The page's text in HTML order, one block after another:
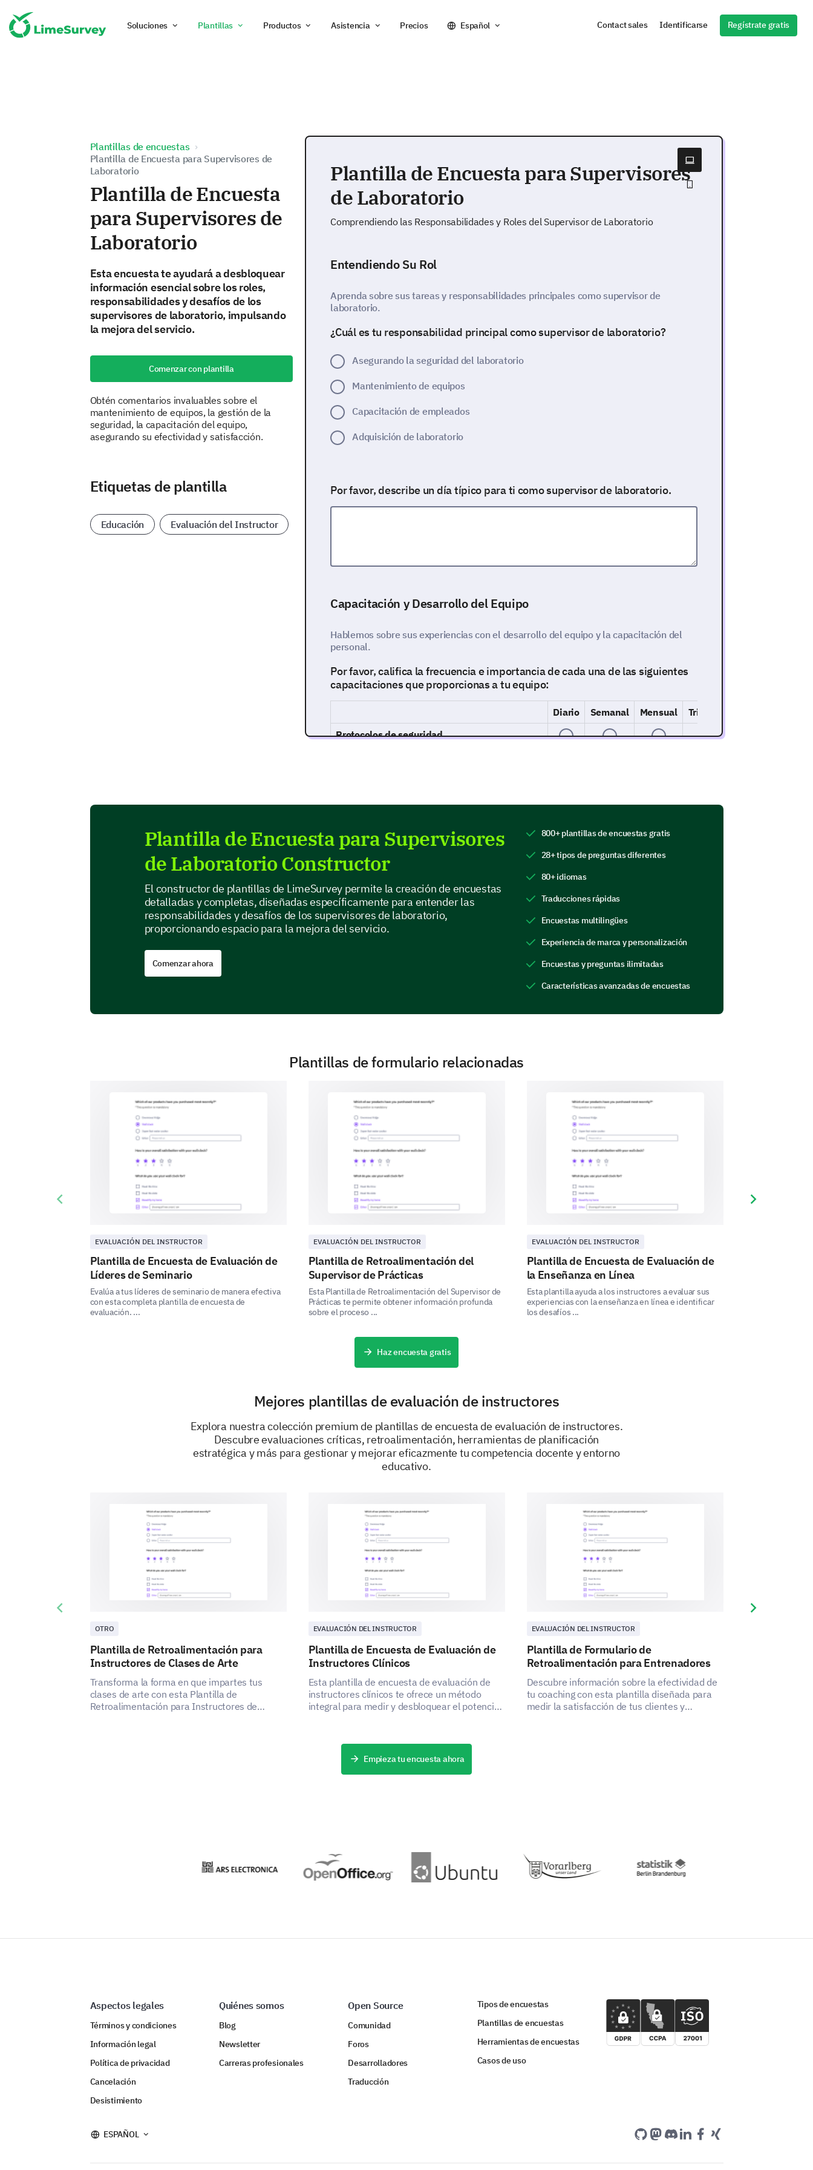
Soluciones Plantillas Productos Asistencia Precios Español Contact sales Identificarse Regístrate gratis
Plantillas de encuestas
Plantilla de Encuesta para Supervisores de
Laboratorio
Plantilla de Encuesta
para Supervisores de
Laboratorio
Esta encuesta te ayudará a desbloquear
información esencial sobre los roles,
responsabilidades y desafíos de los
supervisores de laboratorio, impulsando
la mejora del servicio.
Comenzar con plantilla
Obtén comentarios invaluables sobre el
mantenimiento de equipos, la gestión de la
seguridad, la capacitación del equipo,
asegurando su efectividad y satisfacción.
Etiquetas de plantilla
Educación Evaluación del Instructor
Plantilla de Encuesta para Supervisores
de Laboratorio
Comprendiendo las Responsabilidades y Roles del Supervisor de Laboratorio
Entendiendo Su Rol
Aprenda sobre sus tareas y responsabilidades principales como supervisor de
laboratorio.
¿Cuál es tu responsabilidad principal como supervisor de laboratorio?
Asegurando la seguridad del laboratorio
Mantenimiento de equipos
Capacitación de empleados
Adquisición de laboratorio
Por favor, describe un día típico para ti como supervisor de laboratorio.
Capacitación y Desarrollo del Equipo
Hablemos sobre sus experiencias con el desarrollo del equipo y la capacitación del
personal.
Por favor, califica la frecuencia e importancia de cada una de las siguientes
capacitaciones que proporcionas a tu equipo:
Diario Semanal Mensual Trimestral
Protocolos de seguridad
Equipo de Laboratorio y Seguridad
Ahora nos gustaría escuchar sobre su experiencia gestionando equipos y manteniendo
la seguridad en el laboratorio.
¿Qué desafíos encuentras al mantener el equipo de laboratorio?
Equipo defectuoso o
No hay rutina de
mantenimiento
establecida
En una escala del 1 al 5, ¿qué tan seguro te sientes al gestionar la seguridad
en el laboratorio?
Opciones:
2 (Algo no seguro)
3 (Neutral)
4 (Algo seguro)
5 (Muy seguro)
2 3 4 5
otros supervisores de laboratorio.
Si tienes alguna sugerencia o comentario adicional sobre cómo podemos
mejorar nuestros servicios o apoyo para los supervisores de laboratorio,
IMPULSADO POR
Plantilla de Encuesta para Supervisores
de Laboratorio Constructor
El constructor de plantillas de LimeSurvey permite la creación de encuestas
detalladas y completas, diseñadas específicamente para entender las
responsabilidades y desafíos de los supervisores de laboratorio,
proporcionando espacio para la mejora del servicio.
Comenzar ahora
800+ plantillas de encuestas gratis
28+ tipos de preguntas diferentes
80+ idiomas
Traducciones rápidas
Encuestas multilingües
Experiencia de marca y personalización
Encuestas y preguntas ilimitadas
Características avanzadas de encuestas
Plantillas de formulario relacionadas
EVALUACIÓN DEL INSTRUCTOR
Plantilla de Encuesta de Evaluación de
Líderes de Seminario
Evalúa a tus líderes de seminario de manera efectiva
con esta completa plantilla de encuesta de
evaluación. ...
EVALUACIÓN DEL INSTRUCTOR
Plantilla de Retroalimentación del
Supervisor de Prácticas
Esta Plantilla de Retroalimentación del Supervisor de
Prácticas te permite obtener información profunda
sobre el proceso ...
EVALUACIÓN DEL INSTRUCTOR
Plantilla de Encuesta de Evaluación de
la Enseñanza en Línea
Esta plantilla ayuda a los instructores a evaluar sus
experiencias con la enseñanza en línea e identificar
los desafíos ...
Previous slide Next slide
Haz encuesta gratis
Mejores plantillas de evaluación de instructores
Explora nuestra colección premium de plantillas de encuesta de evaluación de instructores.
Descubre evaluaciones críticas, retroalimentación, herramientas de planificación
estratégica y más para gestionar y mejorar eficazmente tu competencia docente y entorno
educativo.
OTRO
Plantilla de Retroalimentación para
Instructores de Clases de Arte
Transforma la forma en que impartes tus
clases de arte con esta Plantilla de
Retroalimentación para Instructores de
EVALUACIÓN DEL INSTRUCTOR
Plantilla de Encuesta de Evaluación de
Instructores Clínicos
Esta plantilla de encuesta de evaluación de
instructores clínicos te ofrece un método
integral para medir y desbloquear el potencial
EVALUACIÓN DEL INSTRUCTOR
Plantilla de Formulario de
Retroalimentación para Entrenadores
Descubre información sobre la efectividad de
tu coaching con esta plantilla diseñada para
medir la satisfacción de tus clientes y
Previous slide Next slide
Empieza tu encuesta ahora
Aspectos legales
Términos y condiciones
Información legal
Política de privacidad
Cancelación
Desistimiento
Quiénes somos
Blog
Newsletter
Carreras profesionales
Open Source
Comunidad
Foros
Desarrolladores
Traducción
Tipos de encuestas
Plantillas de encuestas
Herramientas de encuestas
Casos de uso
ESPAÑOL